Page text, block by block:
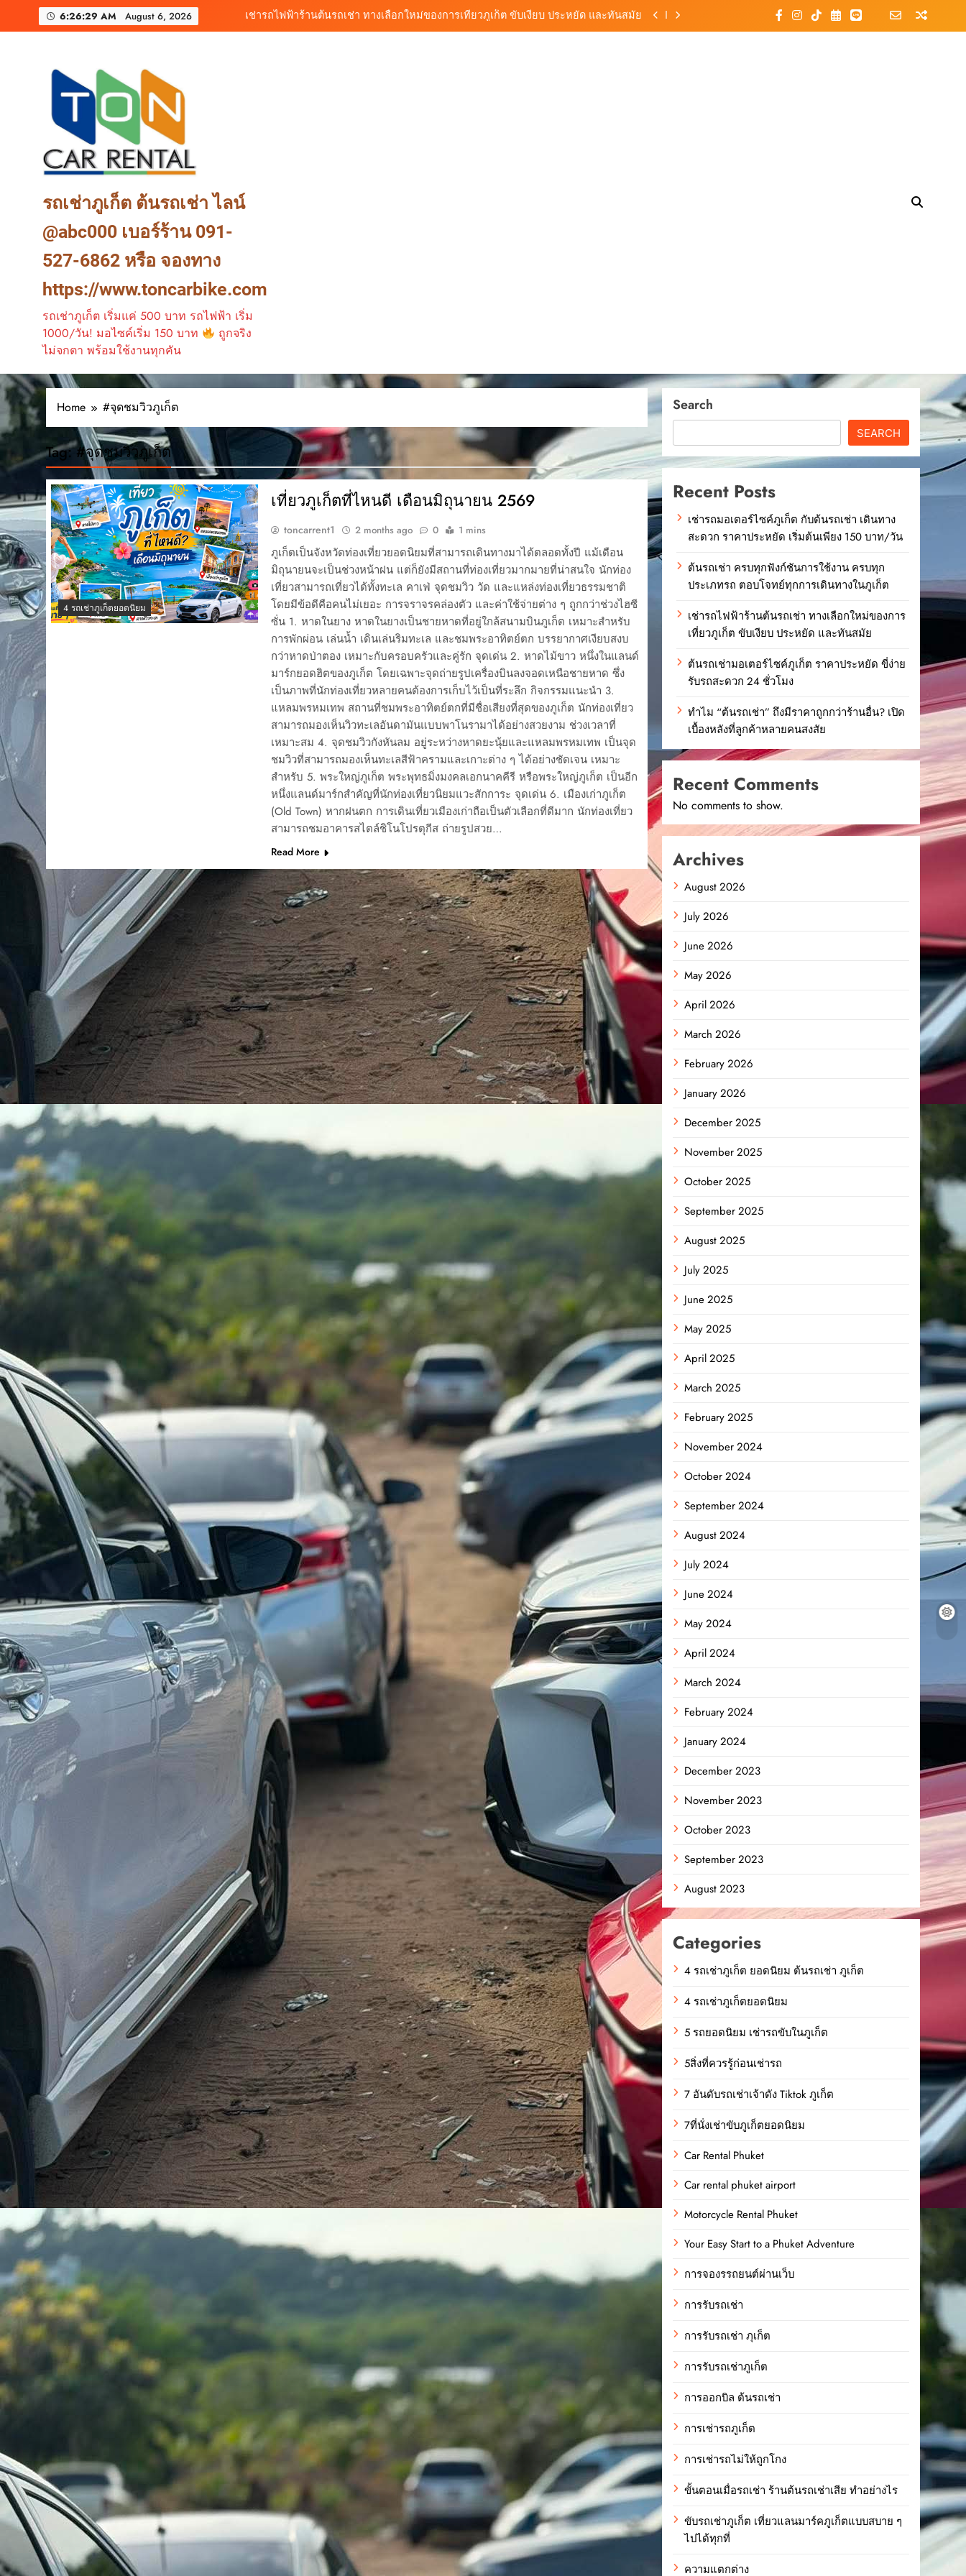
6:26:31 AM August 6, 2026
ต้นรถเช่ามอเตอร์ไซค์ภูเก็ต ราคาประหยัด ขี่ง่าย รับรถสะดวก 24 ชั่วโมง
รถเช่าภูเก็ต ต้นรถเช่า ไลน์
@abc000 เบอร์ร้าน 091-
527-6862 หรือ จองทาง
https://www.toncarbike.com
รถเช่าภูเก็ต เริ่มแค่ 500 บาท รถไฟฟ้า เริ่ม
1000/วัน! มอไซค์เริ่ม 150 บาท
ถูกจริง
ไม่จกตา พร้อมใช้งานทุกคัน
Home #จุดชมวิวภูเก็ต
Tag:#จุดชมวิวภูเก็ต
4 รถเช่าภูเก็ตยอดนิยม
เที่ยวภูเก็ตที่ไหนดี เดือนมิถุนายน 2569
toncarrent1 2 months ago 0 1 mins
ภูเก็ตเป็นจังหวัดท่องเที่ยวยอดนิยมที่สามารถเดินทางมาได้ตลอดทั้งปี แม้เดือน
มิถุนายนจะเป็นช่วงหน้าฝน แต่ก็ยังมีสถานที่ท่องเที่ยวมากมายที่น่าสนใจ นักท่อง
เที่ยวสามารถเที่ยวได้ทั้งทะเล คาเฟ่ จุดชมวิว วัด และแหล่งท่องเที่ยวธรรมชาติ
โดยมีข้อดีคือคนไม่เยอะ การจราจรคล่องตัว และค่าใช้จ่ายต่าง ๆ ถูกกว่าช่วงไฮซี
ซั่น 1. หาดในยาง หาดในยางเป็นชายหาดที่อยู่ใกล้สนามบินภูเก็ต เหมาะสำหรับ
การพักผ่อน เล่นน้ำ เดินเล่นริมทะเล และชมพระอาทิตย์ตก บรรยากาศเงียบสงบ
กว่าหาดป่าตอง เหมาะกับครอบครัวและคู่รัก จุดเด่น 2. หาดไม้ขาว หนึ่งในแลนด์
มาร์กยอดฮิตของภูเก็ต โดยเฉพาะจุดถ่ายรูปเครื่องบินลงจอดเหนือชายหาด ซึ่ง
เป็นภาพที่นักท่องเที่ยวหลายคนต้องการเก็บไว้เป็นที่ระลึก กิจกรรมแนะนำ 3.
แหลมพรหมเทพ สถานที่ชมพระอาทิตย์ตกที่มีชื่อเสียงที่สุดของภูเก็ต นักท่องเที่ยว
สามารถมองเห็นวิวทะเลอันดามันแบบพาโนรามาได้อย่างสวยงาม ช่วงเวลาที่
เหมาะสม 4. จุดชมวิวกังหันลม อยู่ระหว่างหาดยะนุ้ยและแหลมพรหมเทพ เป็นจุด
ชมวิวที่สามารถมองเห็นทะเลสีฟ้าครามและเกาะต่าง ๆ ได้อย่างชัดเจน เหมาะ
สำหรับ 5. พระใหญ่ภูเก็ต พระพุทธมิ่งมงคลเอกนาคคีรี หรือพระใหญ่ภูเก็ต เป็นอีก
หนึ่งแลนด์มาร์กสำคัญที่นักท่องเที่ยวนิยมแวะสักการะ จุดเด่น 6. เมืองเก่าภูเก็ต
(Old Town) หากฝนตก การเดินเที่ยวเมืองเก่าถือเป็นตัวเลือกที่ดีมาก นักท่องเที่ยว
สามารถชมอาคารสไตล์ชิโนโปรตุกีส ถ่ายรูปสวย…
Read More
Search
SEARCH
Recent Posts
เช่ารถมอเตอร์ไซค์ภูเก็ต กับต้นรถเช่า เดินทาง
สะดวก ราคาประหยัด เริ่มต้นเพียง 150 บาท/วัน
ต้นรถเช่า ครบทุกฟังก์ชันการใช้งาน ครบทุก
ประเภทรถ ตอบโจทย์ทุกการเดินทางในภูเก็ต
เช่ารถไฟฟ้าร้านต้นรถเช่า ทางเลือกใหม่ของการ
เที่ยวภูเก็ต ขับเงียบ ประหยัด และทันสมัย
ต้นรถเช่ามอเตอร์ไซค์ภูเก็ต ราคาประหยัด ขี่ง่าย
รับรถสะดวก 24 ชั่วโมง
ทำไม “ต้นรถเช่า” ถึงมีราคาถูกกว่าร้านอื่น? เปิด
เบื้องหลังที่ลูกค้าหลายคนสงสัย
Recent Comments
No comments to show.
Archives
August 2026
July 2026
June 2026
May 2026
April 2026
March 2026
February 2026
January 2026
December 2025
November 2025
October 2025
September 2025
August 2025
July 2025
June 2025
May 2025
April 2025
March 2025
February 2025
November 2024
October 2024
September 2024
August 2024
July 2024
June 2024
May 2024
April 2024
March 2024
February 2024
January 2024
December 2023
November 2023
October 2023
September 2023
August 2023
Categories
4 รถเช่าภูเก็ต ยอดนิยม ต้นรถเช่า ภูเก็ต
4 รถเช่าภูเก็ตยอดนิยม
5 รถยอดนิยม เช่ารถขับในภูเก็ต
5สิ่งที่ควรรู้ก่อนเช่ารถ
7 อันดับรถเช่าเจ้าดัง Tiktok ภูเก็ต
7ที่นั่งเช่าขับภูเก็ตยอดนิยม
Car Rental Phuket
Car rental phuket airport
Motorcycle Rental Phuket
Your Easy Start to a Phuket Adventure
การจองรรถยนต์ผ่านเว็บ
การรับรถเช่า
การรับรถเช่า ภุเก็ต
การรับรถเช่าภูเก็ต
การออกบิล ต้นรถเช่า
การเช่ารถภูเก็ต
การเช่ารถไม่ให้ถูกโกง
ขั้นตอนเมื่อรถเช่า ร้านต้นรถเช่าเสีย ทำอย่างไร
ขับรถเช่าภูเก็ต เที่ยวแลนมาร์คภูเก็ตแบบสบาย ๆ
ไปได้ทุกที่
ความแตกต่าง